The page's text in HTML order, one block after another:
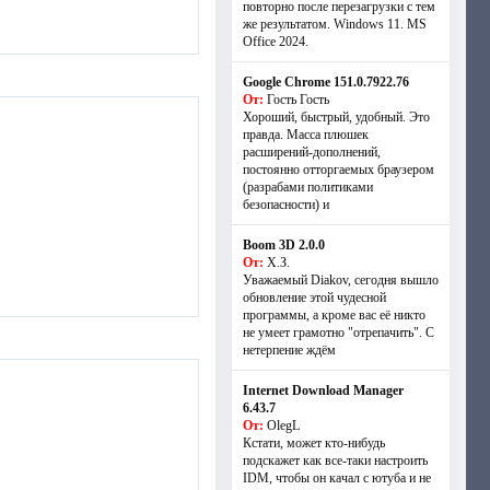
повторно после перезагрузки с тем
же результатом. Windows 11. MS
Offiсe 2024.
Google Chrome 151.0.7922.76
От: Гость Гость
Хороший, быстрый, удобный. Это
правда. Масса плюшек
расширений-дополнений,
постоянно отторгаемых браузером
(разрабами политиками
безопасности) и
Boom 3D 2.0.0
От: Х.З.
Уважаемый Diakov, сегодня вышло
обновление этой чудесной
программы, а кроме вас её никто
не умеет грамотно "отрепачить". С
нетерпение ждём
Internet Download Manager
6.43.7
От: OlegL
Кстати, может кто-нибудь
подскажет как все-таки настроить
IDM, чтобы он качал с ютуба и не